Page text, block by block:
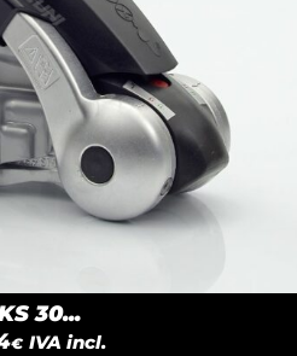
30...
€ IVA incl.